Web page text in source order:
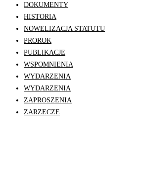
DOKUMENTY
HISTORIA
NOWELIZACJA STATUTU
PROROK
PUBLIKACJE
WSPOMNIENIA
WYDARZENIA
WYDARZENIA
ZAPROSZENIA
ZARZECZE